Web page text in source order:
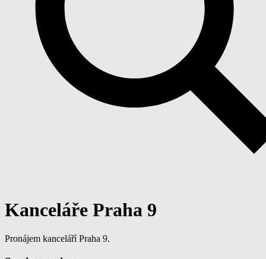
Kanceláře Praha 9
Pronájem kanceláří Praha 9.